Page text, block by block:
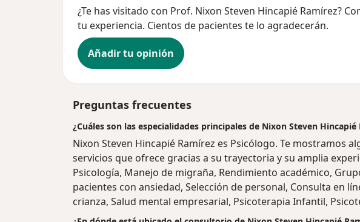
¿Te has visitado con Prof. Nixon Steven Hincapié Ramírez?
tu experiencia. Cientos de pacientes te lo agradecerán.
Añadir tu opinión
Preguntas frecuentes
¿Cuáles son las especialidades principales de Nixon Steven Hincapié
Nixon Steven Hincapié Ramírez es Psicólogo. Te mostramos
servicios que ofrece gracias a su trayectoria y su amplia
Psicología, Manejo de migraña, Rendimiento académico,
pacientes con ansiedad, Selección de personal, Consulta en
crianza, Salud mental empresarial, Psicoterapia Infantil,